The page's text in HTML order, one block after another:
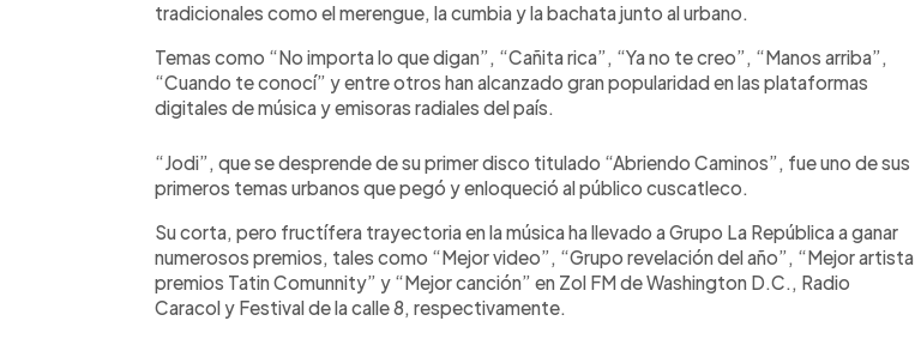
tradicionales como el merengue, la cumbia y la bachata junto al urbano.
Temas como “No importa lo que digan”, “Cañita rica”, “Ya no te creo”, “Manos arriba”,
“Cuando te conocí” y entre otros han alcanzado gran popularidad en las plataformas
digitales de música y emisoras radiales del país.
“Jodi”, que se desprende de su primer disco titulado “Abriendo Caminos”, fue uno de sus
primeros temas urbanos que pegó y enloqueció al público cuscatleco.
Su corta, pero fructífera trayectoria en la música ha llevado a Grupo La República a ganar
numerosos premios, tales como “Mejor video”, “Grupo revelación del año”, “Mejor artista
premios Tatin Comunnity” y “Mejor canción” en Zol FM de Washington D.C., Radio
Caracol y Festival de la calle 8, respectivamente.